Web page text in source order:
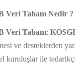
Veri Tabanı Nedir ?
Veri Tabanı;
ve desteklerden
kuruluşlar ile